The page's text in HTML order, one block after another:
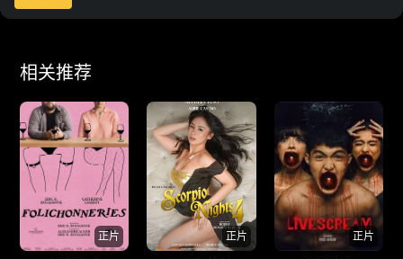
相关推荐
正片 正片 正片